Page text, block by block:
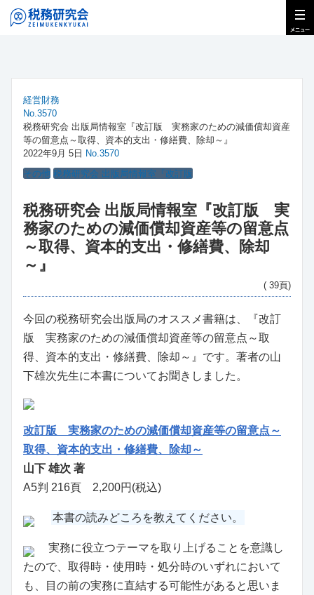
経営財務
No.3570
税務研究会 出版局情報室『改訂版 実務家のための減価償却資産
等の留意点～取得、資本的支出・修繕費、除却～』
2022年9月 5日 No.3570
その他 税務研究会 出版局情報室『改訂版
税務研究会 出版局情報室『改訂版 実
務家のための減価償却資産等の留意点
～取得、資本的支出・修繕費、除却
～』
( 39頁)
今回の税務研究会出版局のオススメ書籍は、『改訂
版 実務家のための減価償却資産等の留意点～取
得、資本的支出・修繕費、除却～』です。著者の山
下雄次先生に本書についてお聞きしました。
改訂版 実務家のための減価償却資産等の留意点～
取得、資本的支出・修繕費、除却～
山下 雄次 著
A5判 216頁 2,200円(税込)
本書の読みどころを教えてください。
実務に役立つテーマを取り上げることを意識し
たので、取得時・使用時・処分時のいずれにおいて
も、目の前の実務に直結する可能性があると思いま